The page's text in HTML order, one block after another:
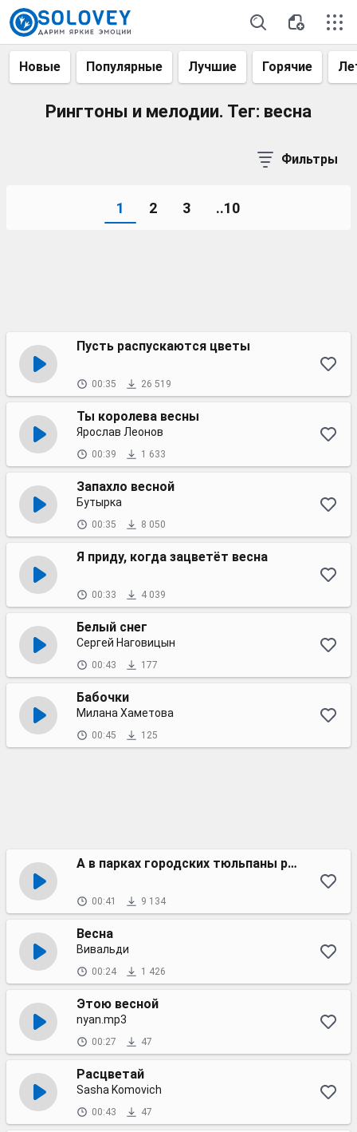
Новые Популярные Лучшие Горячие
Рингтоны и мелодии. Тег: весна
Фильтры
1 2 3 ..10
Пусть распускаются цветы
00:35 26 519
Ты королева весны
Ярослав Леонов
00:39 1 633
Запахло весной
Бутырка
00:35 8 050
Я приду, когда зацветёт весна
00:33 4 039
Белый снег
Сергей Наговицын
00:43 177
Бабочки
Милана Хаметова
00:45 125
А в парках городских тюльпаны расцвели
00:41 9 134
Весна
Вивальди
00:24 1 426
Этою весной
nyan.mp3
00:27 47
Расцветай
Sasha Komovich
00:43 47